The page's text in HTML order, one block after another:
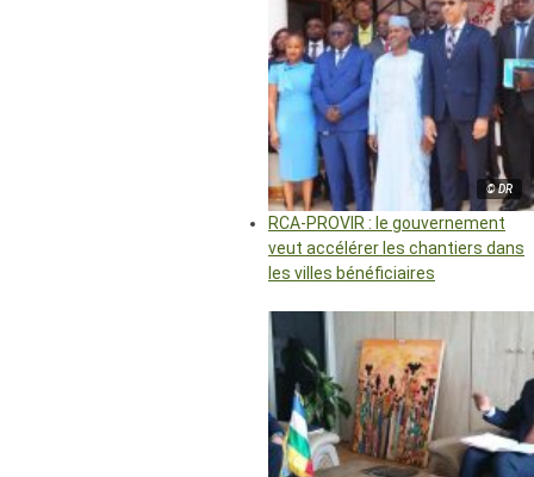
© DR
RCA-PROVIR : le gouvernement
veut accélérer les chantiers dans
les villes bénéficiaires